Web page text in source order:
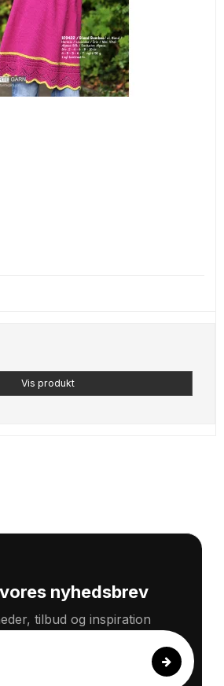
Vis produkt
nyhedsbrev
tilbud og inspiration